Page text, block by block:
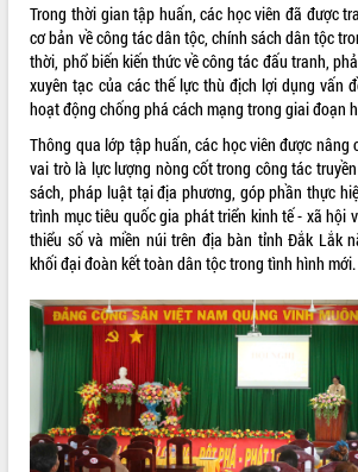
Khám bệnh, cấp phát thuốc miễn phí
và tặng quà người dân xã Cư Pui
Hội nghị UBND tỉnh Đắk Lắk thường kỳ
tháng 7/2026
Lễ truy tặng danh hiệu “Bà Mẹ Việt
Nam Anh hùng” và trao Huân chương
Lao động
UBND tỉnh Đắk Lắk triển khai nhiệm
vụ 6 tháng cuối năm 2026
Kỳ họp thứ Hai, Hội đồng nhân dân
tỉnh khóa XI quyết nghị nhiều nội dung
quan trọng
Bí thư Tỉnh ủy Lương Nguyễn Minh
Triết thăm, tặng quà người có công với
cách mạng
ALBUM ẢNH
Trong thời gian tập huấn, các học viên đã được
cơ bản về công tác dân tộc, chính sách dân tộc
thời, phổ biến kiến thức về công tác đấu tranh,
xuyên tạc của các thế lực thù địch lợi dụng vấn
hoạt động chống phá cách mạng trong giai đoạn
Thông qua lớp tập huấn, các học viên được nâng
vai trò là lực lượng nòng cốt trong công tác
sách, pháp luật tại địa phương, góp phần thực
trình mục tiêu quốc gia phát triển kinh tế - xã hội
thiểu số và miền núi trên địa bàn tỉnh Đắk Lắk
khối đại đoàn kết toàn dân tộc trong tình hình mới.